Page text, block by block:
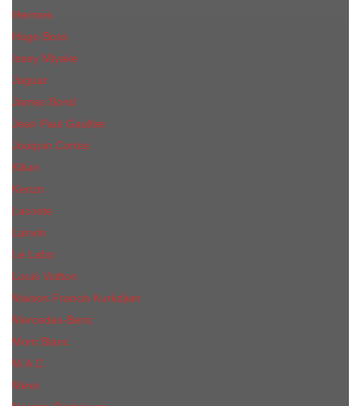
Hermes
Hugo Boss
Issey Miyake
Jaguar
James Bond
Jean Paul Gaultier
Joaquin Сortes
Kilian
Kenzo
Lacoste
Lanvin
Le Labo
Louis Vuitton
Maison Francis Kurkdjian
Mercedes-Benz
Mont Blanc
M.А.C.
Mexx